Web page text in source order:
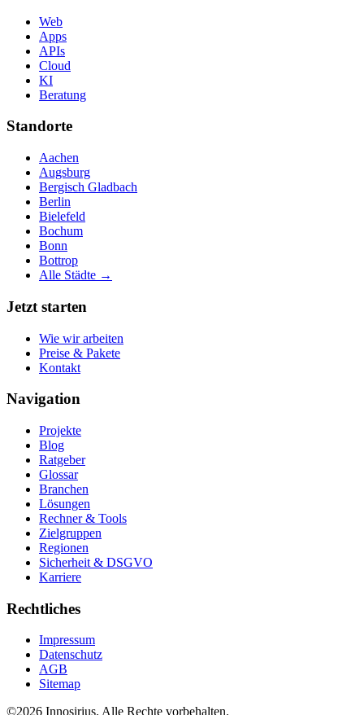
Web
Apps
APIs
Cloud
KI
Beratung
Standorte
Aachen
Augsburg
Bergisch Gladbach
Berlin
Bielefeld
Bochum
Bonn
Bottrop
Alle Städte →
Jetzt starten
Wie wir arbeiten
Preise & Pakete
Kontakt
Navigation
Projekte
Blog
Ratgeber
Glossar
Branchen
Lösungen
Rechner & Tools
Zielgruppen
Regionen
Sicherheit & DSGVO
Karriere
Rechtliches
Impressum
Datenschutz
AGB
Sitemap
©2026 Innosirius. Alle Rechte vorbehalten.